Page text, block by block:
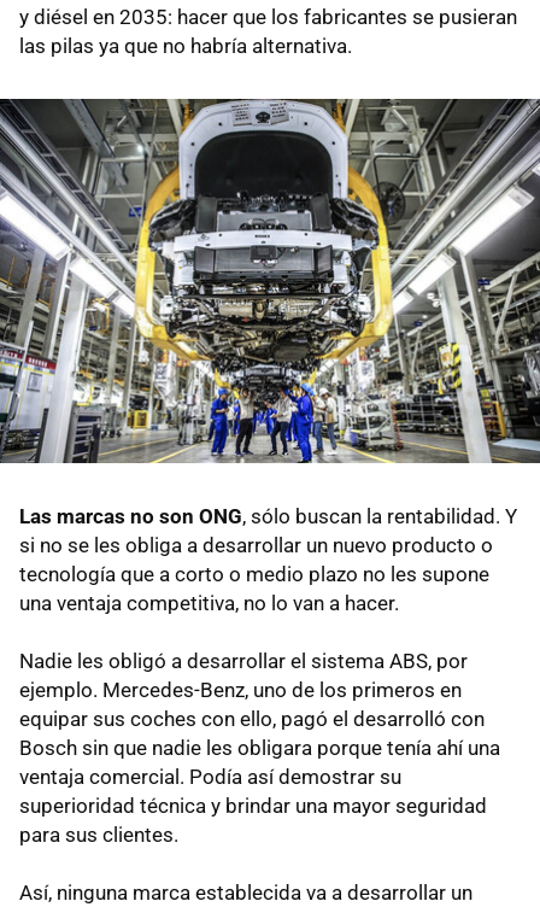
y diésel en 2035: hacer que los fabricantes se pusieran
las pilas ya que no habría alternativa.
Las marcas no son ONG, sólo buscan la rentabilidad. Y
si no se les obliga a desarrollar un nuevo producto o
tecnología que a corto o medio plazo no les supone
una ventaja competitiva, no lo van a hacer.
Nadie les obligó a desarrollar el sistema ABS, por
ejemplo. Mercedes-Benz, uno de los primeros en
equipar sus coches con ello, pagó el desarrolló con
Bosch sin que nadie les obligara porque tenía ahí una
ventaja comercial. Podía así demostrar su
superioridad técnica y brindar una mayor seguridad
para sus clientes.
Así, ninguna marca establecida va a desarrollar un